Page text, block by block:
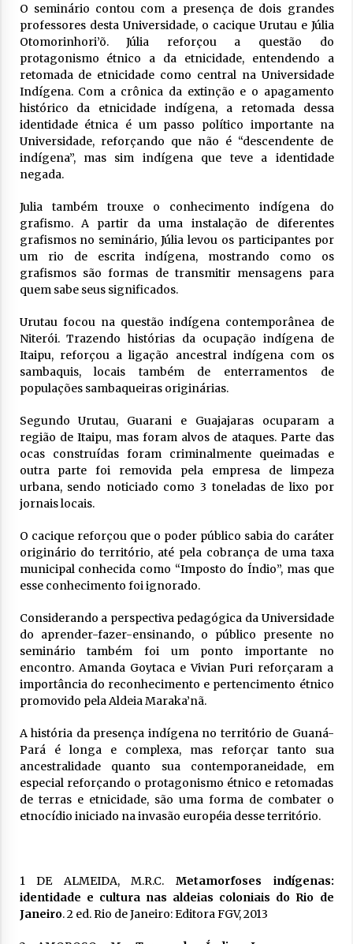
O seminário contou com a presença de dois grandes
professores desta Universidade, o cacique Urutau e Júlia
Otomorinhori’õ. Júlia reforçou a questão do
protagonismo étnico a da etnicidade, entendendo a
retomada de etnicidade como central na Universidade
Indígena. Com a crônica da extinção e o apagamento
histórico da etnicidade indígena, a retomada dessa
identidade étnica é um passo político importante na
Universidade, reforçando que não é “descendente de
indígena”, mas sim indígena que teve a identidade
negada.
Julia também trouxe o conhecimento indígena do
grafismo. A partir da uma instalação de diferentes
grafismos no seminário, Júlia levou os participantes por
um rio de escrita indígena, mostrando como os
grafismos são formas de transmitir mensagens para
quem sabe seus significados.
Urutau focou na questão indígena contemporânea de
Niterói. Trazendo histórias da ocupação indígena de
Itaipu, reforçou a ligação ancestral indígena com os
sambaquis, locais também de enterramentos de
populações sambaqueiras originárias.
Segundo Urutau, Guarani e Guajajaras ocuparam a
região de Itaipu, mas foram alvos de ataques. Parte das
ocas construídas foram criminalmente queimadas e
outra parte foi removida pela empresa de limpeza
urbana, sendo noticiado como 3 toneladas de lixo por
jornais locais.
O cacique reforçou que o poder público sabia do caráter
originário do território, até pela cobrança de uma taxa
municipal conhecida como “Imposto do Índio”, mas que
esse conhecimento foi ignorado.
Considerando a perspectiva pedagógica da Universidade
do aprender-fazer-ensinando, o público presente no
seminário também foi um ponto importante no
encontro. Amanda Goytaca e Vivian Puri reforçaram a
importância do reconhecimento e pertencimento étnico
promovido pela Aldeia Maraka’nã.
A história da presença indígena no território de Guaná-
Pará é longa e complexa, mas reforçar tanto sua
ancestralidade quanto sua contemporaneidade, em
especial reforçando o protagonismo étnico e retomadas
de terras e etnicidade, são uma forma de combater o
etnocídio iniciado na invasão européia desse território.
1 DE ALMEIDA, M.R.C. Metamorfoses indígenas:
identidade e cultura nas aldeias coloniais do Rio de
Janeiro. 2 ed. Rio de Janeiro: Editora FGV, 2013